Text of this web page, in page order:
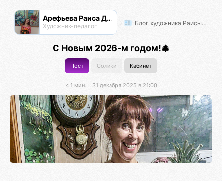
Арефьева Раиса Дмитриевна
Художник-педагог Блог художника Раисы Арефьевой
С Новым 2026-м годом!🎄
Пост Солики Кабинет
< 1 мин. 31 декабря 2025 в 21:00